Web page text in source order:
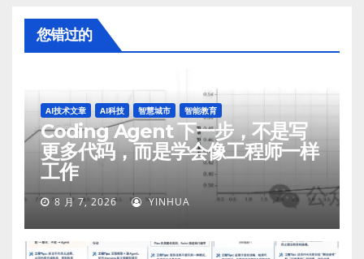
您错过的
AI技术文章 AI科技 智慧城市 智能教育
Coding Agent 下一步，不是写
更多代码，而是学会像工程师一样
工作
8 月 7, 2026 YINHUA